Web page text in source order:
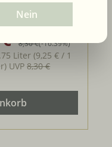
€ 8,30 €(-16.39%)
Liter(9,25 € / 1
UVP8,30 €
Nein